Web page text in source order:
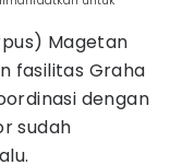
Magetan
fasilitas Graha
dengan
sudah